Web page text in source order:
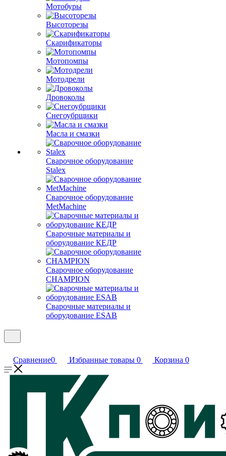
Мотобуры
Высоторезы
Скарификаторы
Мотопомпы
Мотодрели
Дровоколы
Снегоубрщики
Масла и смазки
Сварочное оборудование
Stalex
Сварочное оборудование
MetMachine
Сварочные материалы и
оборудование КЕДР
Сварочное оборудование
CHAMPION
Сварочные материалы и
оборудование ESAB
Сравнение0 Избранные товары 0 Корзина 0